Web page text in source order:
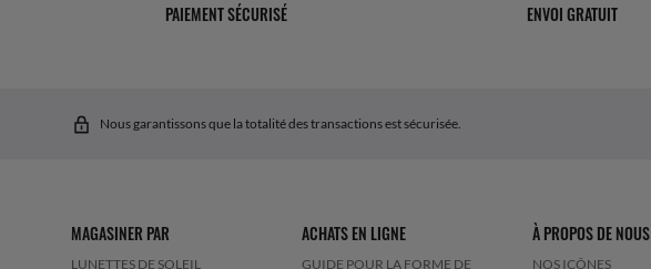
PAIEMENT SÉCURISÉ ENVOI GRATUIT
Nous garantissons que la totalité des transactions est sécurisée.
MAGASINER PAR
LUNETTES DE SOLEIL
ACHATS EN LIGNE
GUIDE POUR LA FORME DE
À PROPOS DE NOUS
NOS ICÔNES